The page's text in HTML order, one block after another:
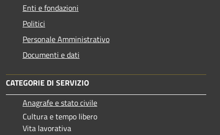
Enti e fondazioni
Politici
Personale Amministrativo
Documenti e dati
CATEGORIE DI SERVIZIO
Anagrafe e stato civile
Cultura e tempo libero
Vita lavorativa